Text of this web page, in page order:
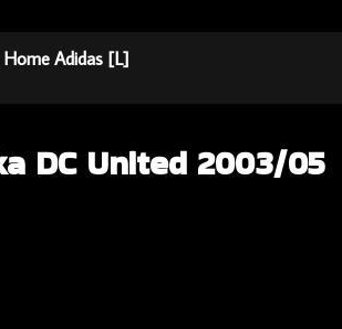
Home Adidas [L]
DC United 2003/05